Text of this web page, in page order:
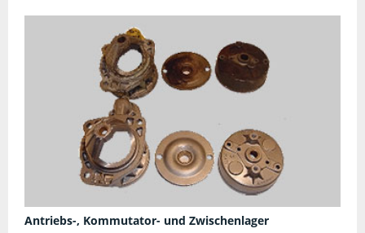
Antriebs-, Kommutator- und Zwischenlager